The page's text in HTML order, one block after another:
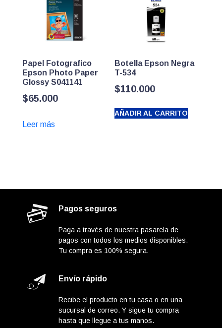
Papel Fotografico
Epson Photo Paper
Glossy S041141
$65.000
Leer más
Botella Epson Negra
T-534
$110.000
AÑADIR AL CARRITO
Pagos seguros
Paga a través de nuestra pasarela de
pagos con todos los medios disponibles.
Tu compra es 100% segura.
Envío rápido
Recibe el producto en tu casa o en una
sucursal de correo. Y sigue tu compra
hasta que llegue a tus manos.